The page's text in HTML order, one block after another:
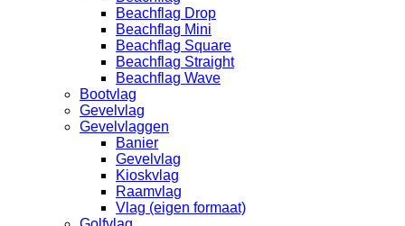
Beachflag Drop
Beachflag Mini
Beachflag Square
Beachflag Straight
Beachflag Wave
Bootvlag
Gevelvlag
Gevelvlaggen
Banier
Gevelvlag
Kioskvlag
Raamvlag
Vlag (eigen formaat)